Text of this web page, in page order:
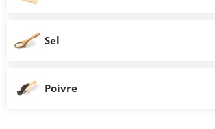
Sel
Poivre